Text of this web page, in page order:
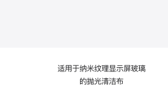
适用于纳米纹理显示屏玻璃
的抛光清洁布